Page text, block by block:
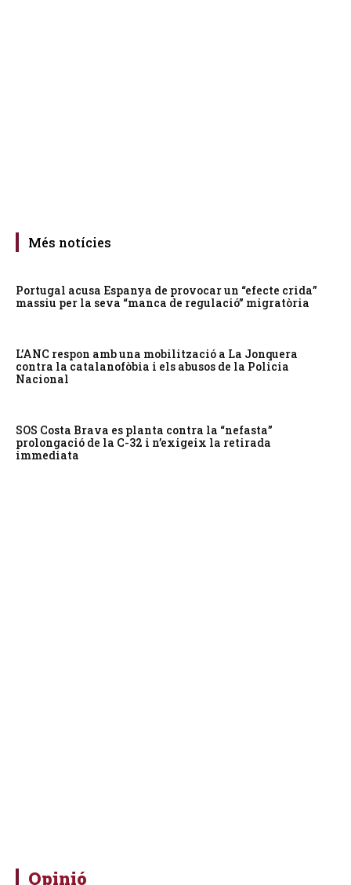
Més notícies
Portugal acusa Espanya de provocar un “efecte crida”
massiu per la seva “manca de regulació” migratòria
L’ANC respon amb una mobilització a La Jonquera
contra la catalanofòbia i els abusos de la Policia
Nacional
SOS Costa Brava es planta contra la “nefasta”
prolongació de la C-32 i n’exigeix la retirada
immediata
Opinió